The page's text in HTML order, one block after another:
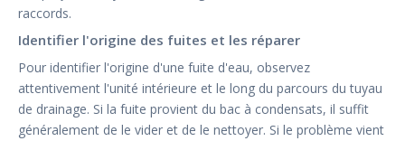
raccords.
Identifier l'origine des fuites et les réparer
Pour identifier l'origine d'une fuite d'eau, observez
attentivement l'unité intérieure et le long du parcours du tuyau
de drainage. Si la fuite provient du bac à condensats, il suffit
généralement de le vider et de le nettoyer. Si le problème vient